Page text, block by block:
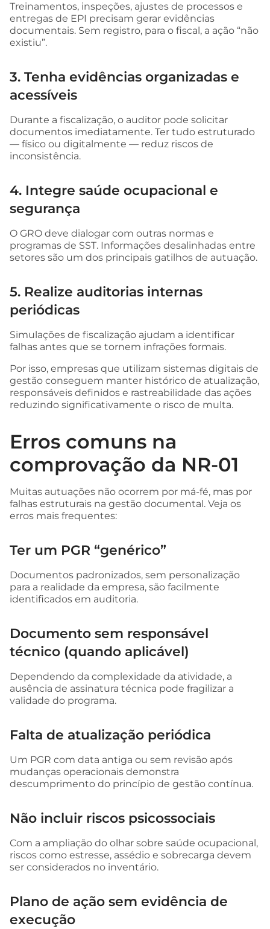
Treinamentos, inspeções, ajustes de processos e
entregas de EPI precisam gerar evidências
documentais. Sem registro, para o fiscal, a ação “não
existiu”.
3. Tenha evidências organizadas e
acessíveis
Durante a fiscalização, o auditor pode solicitar
documentos imediatamente. Ter tudo estruturado
— físico ou digitalmente — reduz riscos de
inconsistência.
4. Integre saúde ocupacional e
segurança
O GRO deve dialogar com outras normas e
programas de SST. Informações desalinhadas entre
setores são um dos principais gatilhos de autuação.
5. Realize auditorias internas
periódicas
Simulações de fiscalização ajudam a identificar
falhas antes que se tornem infrações formais.
Por isso, empresas que utilizam sistemas digitais de
gestão conseguem manter histórico de atualização,
responsáveis definidos e rastreabilidade das ações
reduzindo significativamente o risco de multa.
Erros comuns na
comprovação da NR-01
Muitas autuações não ocorrem por má-fé, mas por
falhas estruturais na gestão documental. Veja os
erros mais frequentes:
Ter um PGR “genérico”
Documentos padronizados, sem personalização
para a realidade da empresa, são facilmente
identificados em auditoria.
Documento sem responsável
técnico (quando aplicável)
Dependendo da complexidade da atividade, a
ausência de assinatura técnica pode fragilizar a
validade do programa.
Falta de atualização periódica
Um PGR com data antiga ou sem revisão após
mudanças operacionais demonstra
descumprimento do princípio de gestão contínua.
Não incluir riscos psicossociais
Com a ampliação do olhar sobre saúde ocupacional,
riscos como estresse, assédio e sobrecarga devem
ser considerados no inventário.
Plano de ação sem evidência de
execução